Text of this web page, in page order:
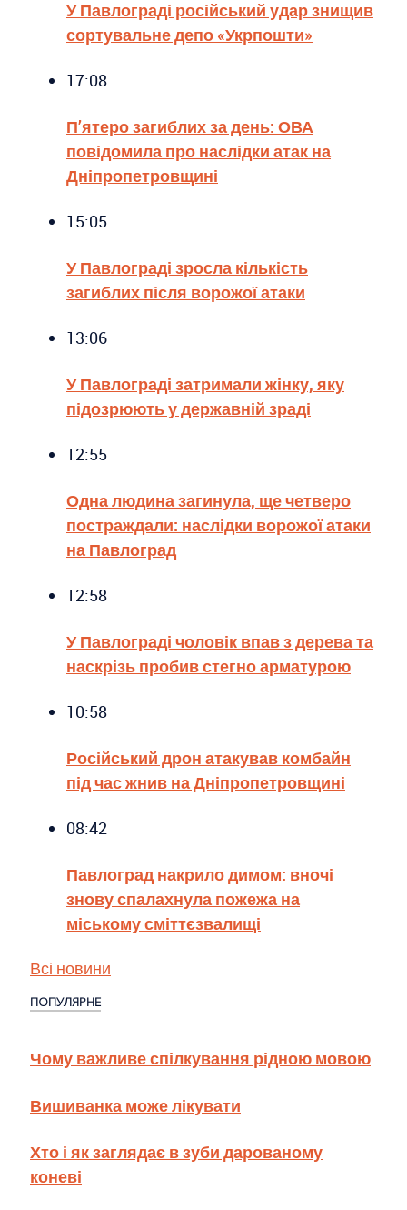
У Павлограді російський удар знищив
сортувальне депо «Укрпошти»
17:08
П’ятеро загиблих за день: ОВА
повідомила про наслідки атак на
Дніпропетровщині
15:05
У Павлограді зросла кількість
загиблих після ворожої атаки
13:06
У Павлограді затримали жінку, яку
підозрюють у державній зраді
12:55
Одна людина загинула, ще четверо
постраждали: наслідки ворожої атаки
на Павлоград
12:58
У Павлограді чоловік впав з дерева та
наскрізь пробив стегно арматурою
10:58
Російський дрон атакував комбайн
під час жнив на Дніпропетровщині
08:42
Павлоград накрило димом: вночі
знову спалахнула пожежа на
міському сміттєзвалищі
Всі новини
ПОПУЛЯРНЕ
Чому важливе спілкування рідною мовою
Вишиванка може лікувати
Хто і як заглядає в зуби дарованому
коневі